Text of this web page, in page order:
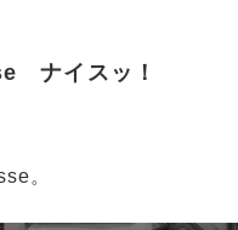
ナイスッ！
。